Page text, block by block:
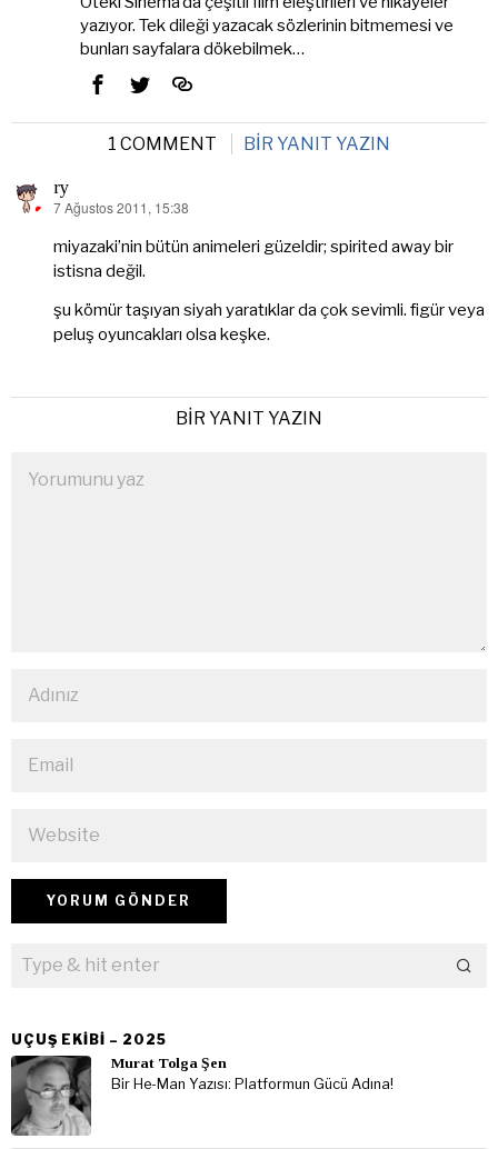
yazıyor. Tek dileği yazacak sözlerinin bitmemesi ve
bunları sayfalara dökebilmek…
1 COMMENT BIR YANIT YAZIN
ry
dedi
7 Ağustos 2011, 15:38
miyazaki’nin bütün animeleri güzeldir; spirited away bir
istisna değil.
şu kömür taşıyan siyah yaratıklar da çok sevimli. figür veya
peluş oyuncakları olsa keşke.
BIR YANIT YAZIN
UÇUŞ EKIBI – 2025
Murat Tolga Şen
Bir He-Man Yazısı: Platformun Gücü Adına!